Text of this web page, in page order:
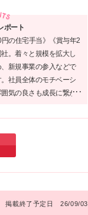
ポート
円の住宅手当》《賞与年2
。着々と規模を拡大し
新規事業の参入などで
社員全体のモチベーシ
気の良さも成長に繋が
成長したい方は要チェ
掲載終了予定日 26/09/03